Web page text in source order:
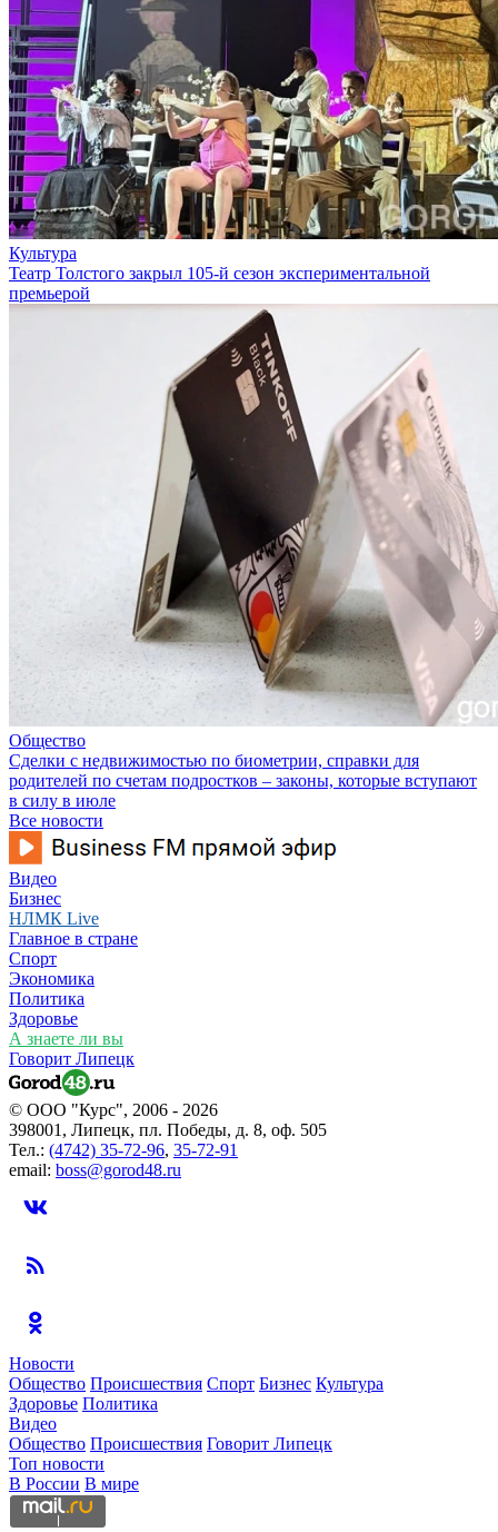
Культура
Театр Толстого закрыл 105-й сезон экспериментальной
премьерой
Общество
Сделки с недвижимостью по биометрии, справки для
родителей по счетам подростков – законы, которые вступают
в силу в июле
Все новости
Видео
Бизнес
НЛМК Live
Главное в стране
Спорт
Экономика
Политика
Здоровье
А знаете ли вы
Говорит Липецк
© ООО "Курс", 2006 - 2026
398001, Липецк, пл. Победы, д. 8, оф. 505
Тел.: (4742) 35-72-96, 35-72-91
email: boss@gorod48.ru
Новости
Общество Происшествия Спорт Бизнес Культура
Здоровье Политика
Видео
Общество Происшествия Говорит Липецк
Топ новости
В России В мире